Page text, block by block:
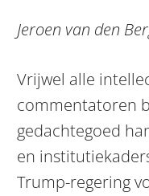
Jeroen van den
Vrijwel alle
commentatoren
gedachtegoed
en
Trump-regering